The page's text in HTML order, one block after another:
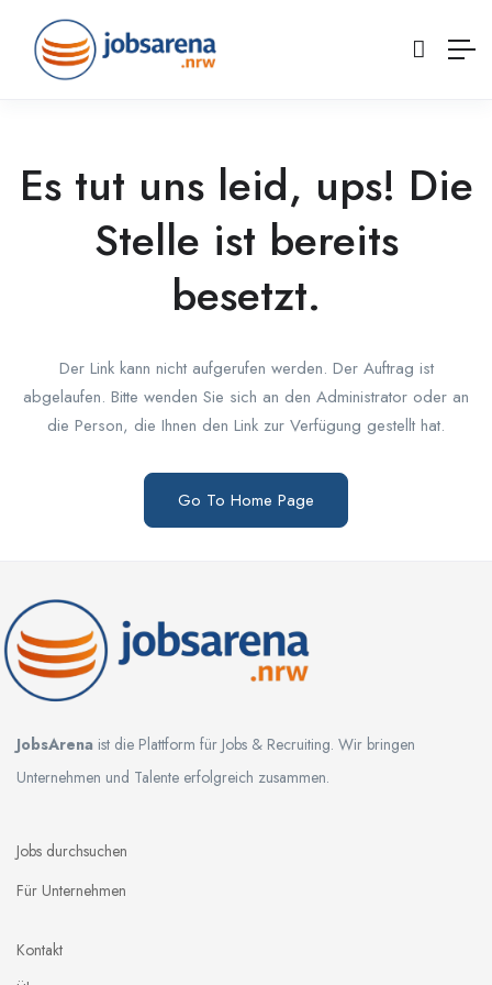
Es tut uns leid, ups! Die
Stelle ist bereits
besetzt.
Der Link kann nicht aufgerufen werden. Der Auftrag ist
abgelaufen. Bitte wenden Sie sich an den Administrator oder an
die Person, die Ihnen den Link zur Verfügung gestellt hat.
Go To Home Page
JobsArena ist die Plattform für Jobs & Recruiting. Wir bringen
Unternehmen und Talente erfolgreich zusammen.
Jobs durchsuchen
Für Unternehmen
Kontakt